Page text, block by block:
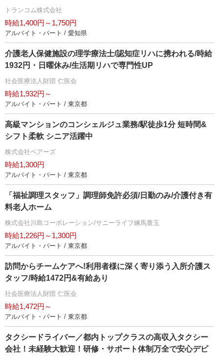
トランコム株式会社
時給1,400円～1,750円
アルバイト・パート / 愛知県
介護老人保健施設の理学療法士/認知症リハに携われる/時給
1932円・日曜休み/生活期リハで専門性UP
社会医療法人財団 仁医会
時給1,932円～
アルバイト・パート / 東京都
高級マンションのコンシェルジュ業務/駅徒歩1分 短時間&
シフト柔軟 シニア活躍中
株式会社ベアーズ
時給1,300円
アルバイト・パート / 東京都
「福祉調理スタッフ」調理師免許必須/日勤のみ/介護付き有
料老人ホーム
株式会社川島コーポレーション/サニーライフ練馬豊玉
時給1,226円～1,300円
アルバイト・パート / 東京都
訪問からチームケアへ!利用者様に深く寄り添う入所介護ス
タッフ/時給1472円&有給あり
社会医療法人財団 仁医会
時給1,472円～
アルバイト・パート / 東京都
タクシードライバー／都内トップクラスの高収入タクシー
会社！未経験大歓迎！研修・サポート体制万全で安心デビ